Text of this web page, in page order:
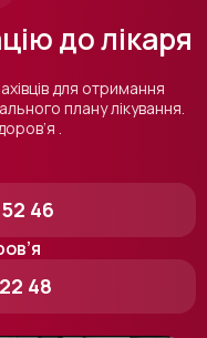
до лікаря
для отримання
плану лікування.
.
46
48